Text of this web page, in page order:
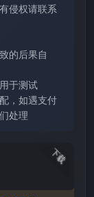
侵权请联系
的后果自
于测试
，如遇支付
处理
下载